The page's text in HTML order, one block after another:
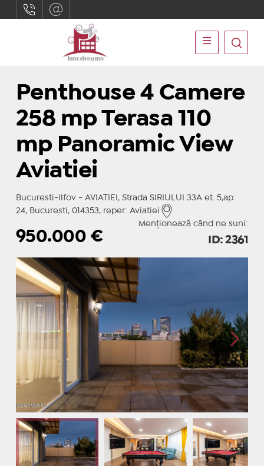
Penthouse 4 Camere
258 mp Terasa 110
mp Panoramic View
Aviatiei
Bucuresti-Ilfov - AVIATIEI, Strada SIRIULUI 33A et. 5,ap.
24, Bucuresti, 014353, reper: Aviatiei
Menționează când ne suni:
950.000 € ID: 2361